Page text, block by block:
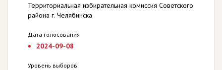
Территориальная избирательная комиссия Советского
района г. Челябинска
Дата голосования
2024-09-08
Уровень выборов